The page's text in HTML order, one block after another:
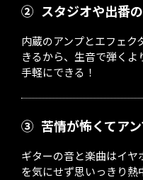
② スタジオや出番
内蔵のアンプとエフェク
きるから、生音で弾く
手軽にできる！
③ 苦情が怖くてア
ギターの音と楽曲はイ
を気にせず思いっきり熱